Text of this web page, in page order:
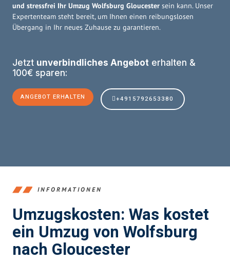
und stressfrei Ihr Umzug Wolfsburg Gloucester sein kann. Unser
Expertenteam steht bereit, um Ihnen einen reibungslosen
Übergang in Ihr neues Zuhause zu garantieren.
Jetzt unverbindliches Angebot erhalten &
100€ sparen:
ANGEBOT ERHALTEN +4915792653380
INFORMATIONEN
Umzugskosten: Was kostet
ein Umzug von Wolfsburg
nach Gloucester